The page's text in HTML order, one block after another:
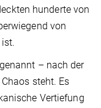
hunderte von
von
– nach der
steht. Es
Vertiefung